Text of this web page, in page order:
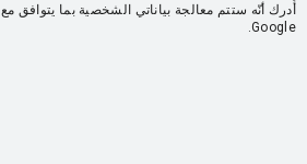
أُدرك أنّه ستتم معالجة بياناتي الشخصية بما يتوافق مع
Google.